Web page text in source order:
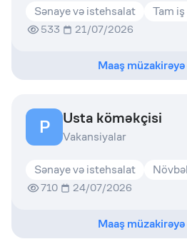
Sənaye və istehsalat Tam
533 21/07/2026
Maaş
P Usta köməkçisi
Vakansiyalar
Sənaye və istehsalat
710 24/07/2026
Maaş